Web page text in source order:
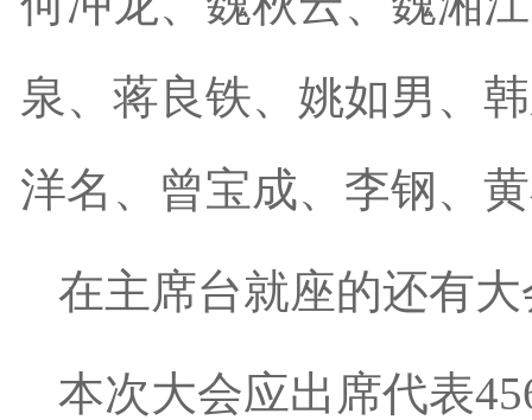
泉、蒋良铁、姚如男、
洋名、曾宝成、李钢、
在主席台就座的还有
本次大会应出席代表